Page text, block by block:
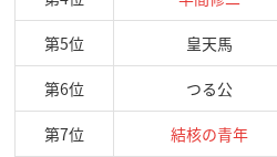
第5位 皇天馬
第6位 つる公
第7位 結核の青年